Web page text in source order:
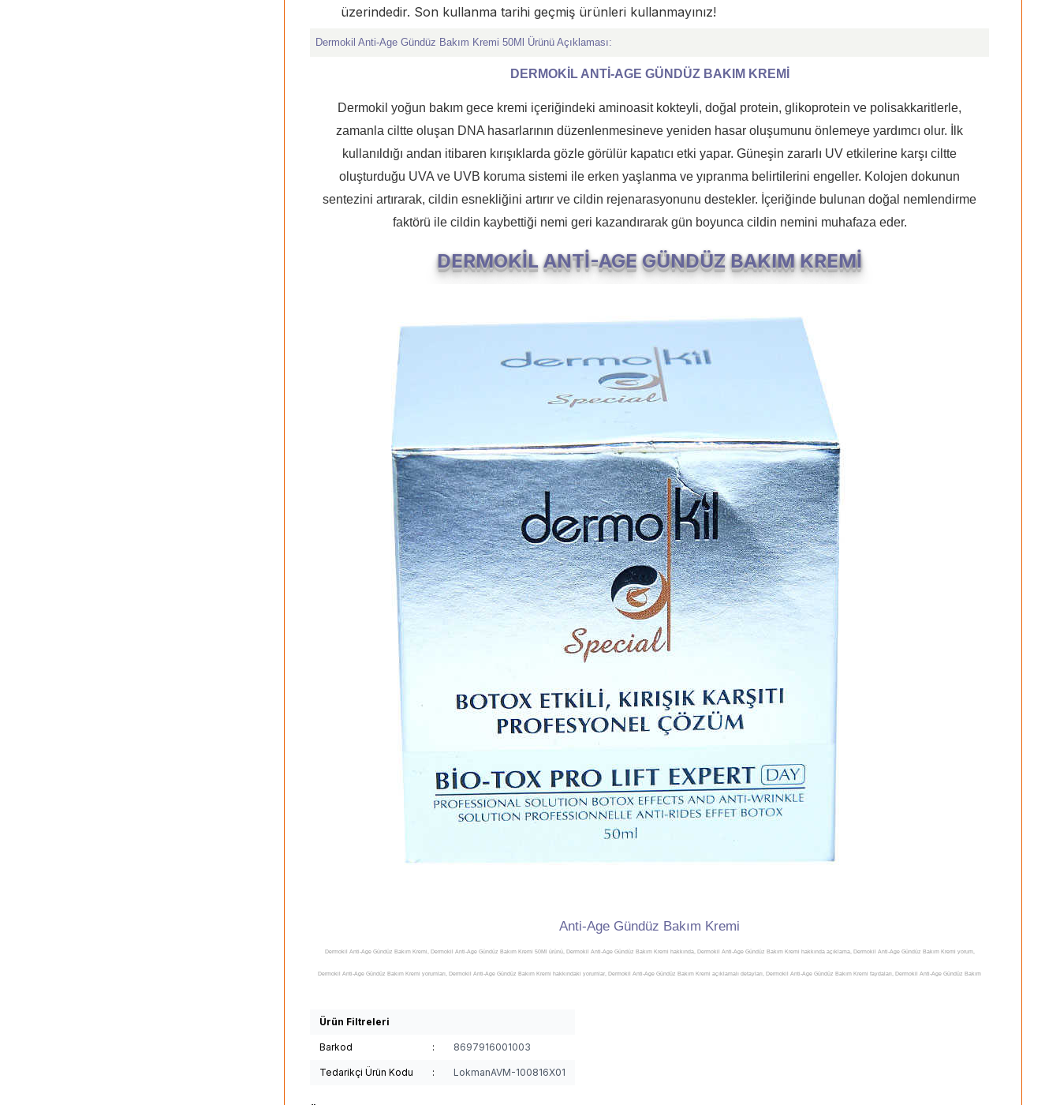
üzerindedir. Son kullanma tarihi geçmiş ürünleri kullanmayınız!
Dermokil Anti-Age Gündüz Bakım Kremi 50Ml Ürünü Açıklaması:
DERMOKİL ANTİ-AGE GÜNDÜZ BAKIM KREMİ
Dermokil yoğun bakım gece kremi içeriğindeki aminoasit kokteyli, doğal protein, glikoprotein ve polisakkaritlerle,
zamanla ciltte oluşan DNA hasarlarının düzenlenmesineve yeniden hasar oluşumunu önlemeye yardımcı olur. İlk
kullanıldığı andan itibaren kırışıklarda gözle görülür kapatıcı etki yapar. Güneşin zararlı UV etkilerine karşı ciltte
oluşturduğu UVA ve UVB koruma sistemi ile erken yaşlanma ve yıpranma belirtilerini engeller. Kolojen dokunun
sentezini artırarak, cildin esnekliğini artırır ve cildin rejenarasyonunu destekler. İçeriğinde bulunan doğal nemlendirme
faktörü ile cildin kaybettiği nemi geri kazandırarak gün boyunca cildin nemini muhafaza eder.
DERMOKİL ANTİ-AGE GÜNDÜZ BAKIM KREMİ
Anti-Age Gündüz Bakım Kremi
Dermokil Anti-Age Gündüz Bakım Kremi, Dermokil Anti-Age Gündüz Bakım Kremi 50Ml ürünü, Dermokil Anti-Age Gündüz Bakım Kremi hakkında, Dermokil Anti-Age Gündüz Bakım Kremi hakkında açıklama, Dermokil Anti-Age Gündüz Bakım Kremi yorum,
Dermokil Anti-Age Gündüz Bakım Kremi yorumları, Dermokil Anti-Age Gündüz Bakım Kremi hakkındaki yorumlar, Dermokil Anti-Age Gündüz Bakım Kremi açıklamalı detayları, Dermokil Anti-Age Gündüz Bakım Kremi faydaları, Dermokil Anti-Age Gündüz Bakım
yararlı mı, Dermokil Anti-Age Gündüz Bakım Kremi satışı, Dermokil Anti-Age Gündüz Bakım Kremi satan, Dermokil Anti-Age Gündüz Bakım Kremi satış yerleri, Dermokil Anti-Age Gündüz Bakım KremiI satılan yerler, Dermokil Anti-Age Gündüz Bakım Kremi satan
Ürün Filtreleri
Barkod : 8697916001003
Tedarikçi Ürün Kodu : LokmanAVM-100816X01